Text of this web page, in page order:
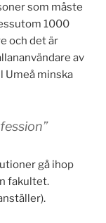
som måste
1000
och det är
av
Umeå minska
gå ihop
fakultet.